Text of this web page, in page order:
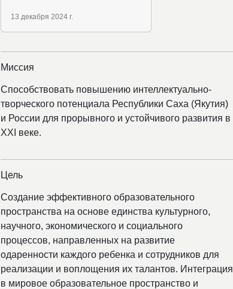
13 декабря 2024 г.
Миссия
Способствовать повышению интеллектуально-
творческого потенциала Республики Саха (Якутия)
и России для прорывного и устойчивого развития в
XXI веке.
Цель
Создание эффективного образовательного
пространства на основе единства культурного,
научного, экономического и социального
процессов, направленных на развитие
одаренности каждого ребенка и сотрудников для
реализации и воплощения их талантов. Интеграция
в мировое образовательное пространство и